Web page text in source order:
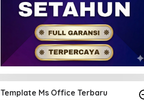
Template Ms Office Terbaru